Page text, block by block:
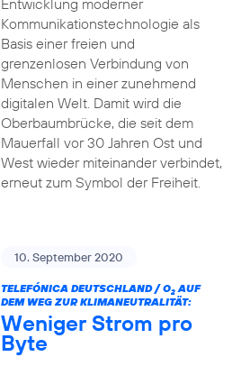
Entwicklung moderner
Kommunikationstechnologie als
Basis einer freien und
grenzenlosen Verbindung von
Menschen in einer zunehmend
digitalen Welt. Damit wird die
Oberbaumbrücke, die seit dem
Mauerfall vor 30 Jahren Ost und
West wieder miteinander verbindet,
erneut zum Symbol der Freiheit.
10. September 2020
TELEFÓNICA DEUTSCHLAND / O2AUF
DEM WEG ZUR KLIMANEUTRALITÄT:
Weniger Strom pro
Byte